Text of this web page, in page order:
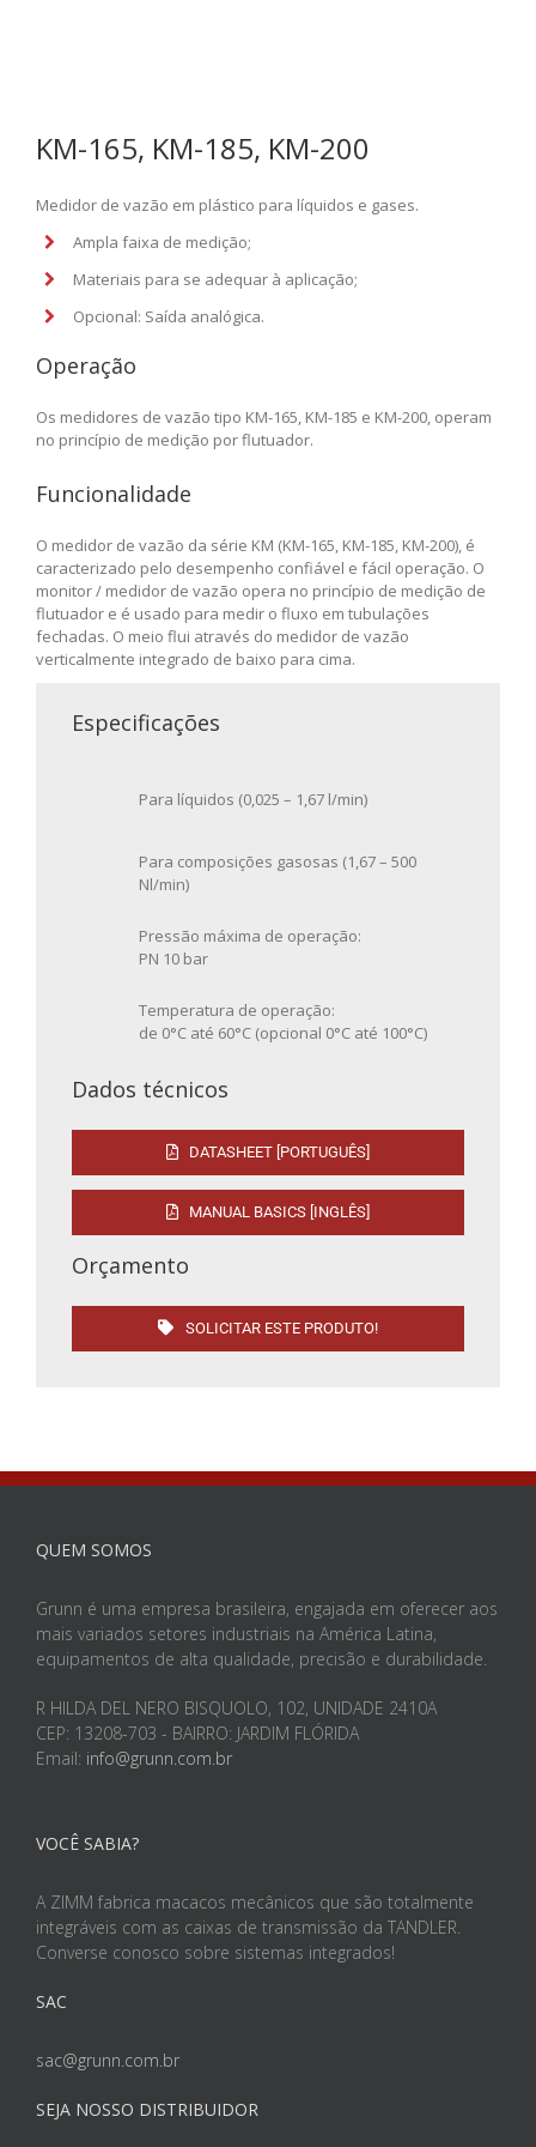
KM-165, KM-185, KM-200
Medidor de vazão em plástico para líquidos e gases.
Ampla faixa de medição;
Materiais para se adequar à aplicação;
Opcional: Saída analógica.
Operação
Os medidores de vazão tipo KM-165, KM-185 e KM-200, operam
no princípio de medição por flutuador.
Funcionalidade
O medidor de vazão da série KM (KM-165, KM-185, KM-200), é
caracterizado pelo desempenho confiável e fácil operação. O
monitor / medidor de vazão opera no princípio de medição de
flutuador e é usado para medir o fluxo em tubulações
fechadas. O meio flui através do medidor de vazão
verticalmente integrado de baixo para cima.
Especificações
Para líquidos (0,025 – 1,67 l/min)
Para composições gasosas (1,67 – 500
Nl/min)
Pressão máxima de operação:
PN 10 bar
Temperatura de operação:
de 0°C até 60°C (opcional 0°C até 100°C)
Dados técnicos
DATASHEET [PORTUGUÊS]
MANUAL BASICS [INGLÊS]
Orçamento
SOLICITAR ESTE PRODUTO!
QUEM SOMOS
Grunn é uma empresa brasileira, engajada em oferecer aos
mais variados setores industriais na América Latina,
equipamentos de alta qualidade, precisão e durabilidade.
R HILDA DEL NERO BISQUOLO, 102, UNIDADE 2410A
CEP: 13208-703 - BAIRRO: JARDIM FLÓRIDA
Email: info@grunn.com.br
VOCÊ SABIA?
A ZIMM fabrica macacos mecânicos que são totalmente
integráveis com as caixas de transmissão da TANDLER.
Converse conosco sobre sistemas integrados!
SAC
sac@grunn.com.br
SEJA NOSSO DISTRIBUIDOR